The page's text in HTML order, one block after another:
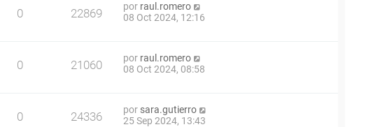
0 22869 por raul.romero
08 Oct 2024, 12:16
0 21060 por raul.romero
08 Oct 2024, 08:58
0 24336 por sara.gutierro
25 Sep 2024, 13:43